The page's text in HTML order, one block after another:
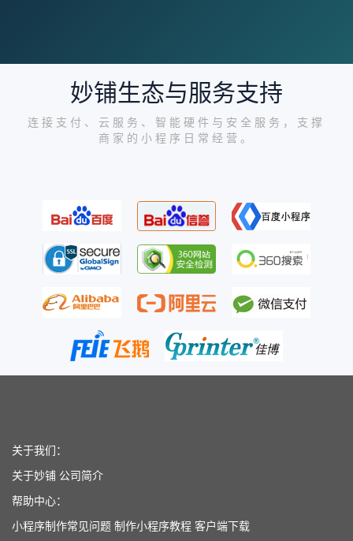
妙铺生态与服务支持
连接支付、云服务、智能硬件与安全服务，支撑
商家的小程序日常经营。
关于我们：
关于妙铺 公司简介
帮助中心：
小程序制作常见问题 制作小程序教程 客户端下载